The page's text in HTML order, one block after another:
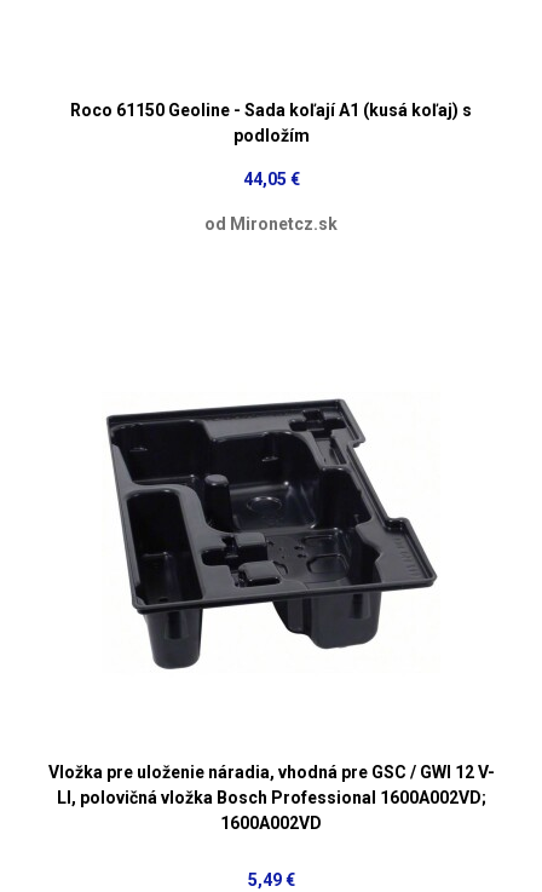
Roco 61150 Geoline - Sada koľají A1 (kusá koľaj) s
podložím
44,05 €
od Mironetcz.sk
Vložka pre uloženie náradia, vhodná pre GSC / GWI 12 V-
LI, polovičná vložka Bosch Professional 1600A002VD;
1600A002VD
5,49 €